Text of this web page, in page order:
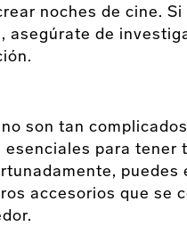
noches de cine.
asegúrate de
son tan
esenciales para tener
puedes
accesorios que se